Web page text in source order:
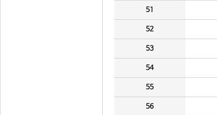
51
52
53
54
55
56